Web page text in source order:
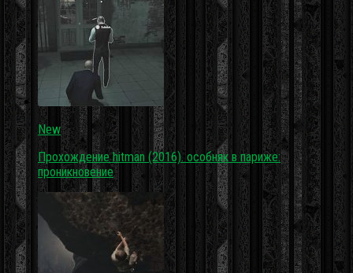
New
Прохождение hitman (2016). особняк в париже:
проникновение